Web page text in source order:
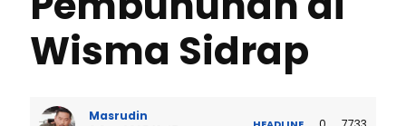
Wisma Sidrap
Masrudin